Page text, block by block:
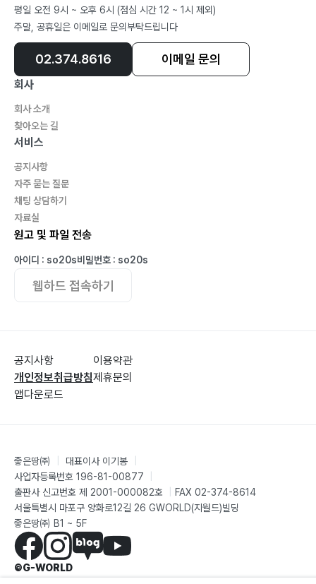
평일 오전 9시 ~ 오후 6시 (점심 시간 12 ~ 1시 제외)
주말, 공휴일은 이메일로 문의부탁드립니다
02.374.8616 이메일 문의
회사
회사 소개
찾아오는 길
서비스
공지사항
자주 묻는 질문
채팅 상담하기
자료실
원고 및 파일 전송
아이디 : so20s비밀번호 : so20s
웹하드 접속하기
공지사항
개인정보취급방침
앱다운로드
이용약관
제휴문의
좋은땅㈜ 대표이사 이기봉
사업자등록번호 196-81-00877
출판사 신고번호 제 2001-000082호
FAX 02-374-8614
서울특별시 마포구 양화로12길 26 GWORLD(지월드)빌딩
좋은땅㈜ B1 ~ 5F
©G-WORLD